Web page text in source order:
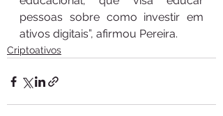
pessoas sobre como investir em
ativos digitais”, afirmou Pereira.
Criptoativos